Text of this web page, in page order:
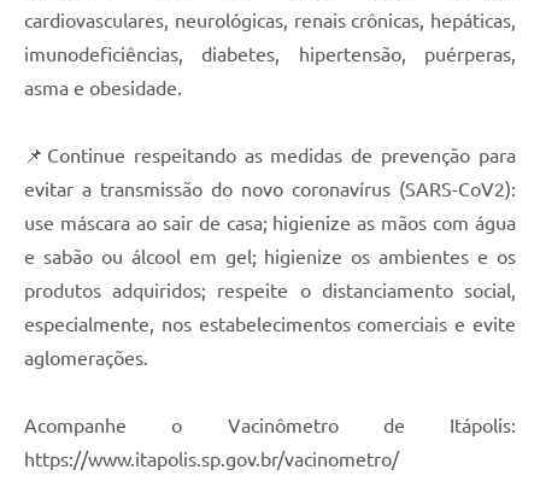
cardiovasculares, neurológicas, renais crônicas, hepáticas,
imunodeficiências, diabetes, hipertensão, puérperas,
asma e obesidade.
📌Continue respeitando as medidas de prevenção para
evitar a transmissão do novo coronavírus (SARS-CoV2):
use máscara ao sair de casa; higienize as mãos com água
e sabão ou álcool em gel; higienize os ambientes e os
produtos adquiridos; respeite o distanciamento social,
especialmente, nos estabelecimentos comerciais e evite
aglomerações.
Acompanhe o Vacinômetro de Itápolis:
https://www.itapolis.sp.gov.br/vacinometro/